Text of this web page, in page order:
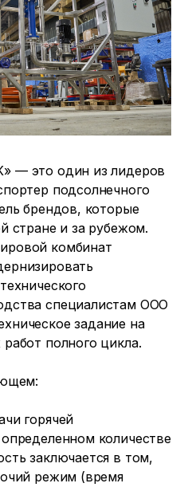
— это один из лидеров
подсолнечного
брендов, которые
стране и за рубежом.
комбинат
специалистам ООО
задание на
полного цикла.
горячей
количестве
заключается в том,
режим (время